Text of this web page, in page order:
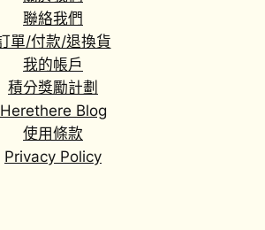
聯絡我們
單/付款/退換貨
我的帳戶
積分獎勵計劃
Herethere Blog
使用條款
Privacy Policy